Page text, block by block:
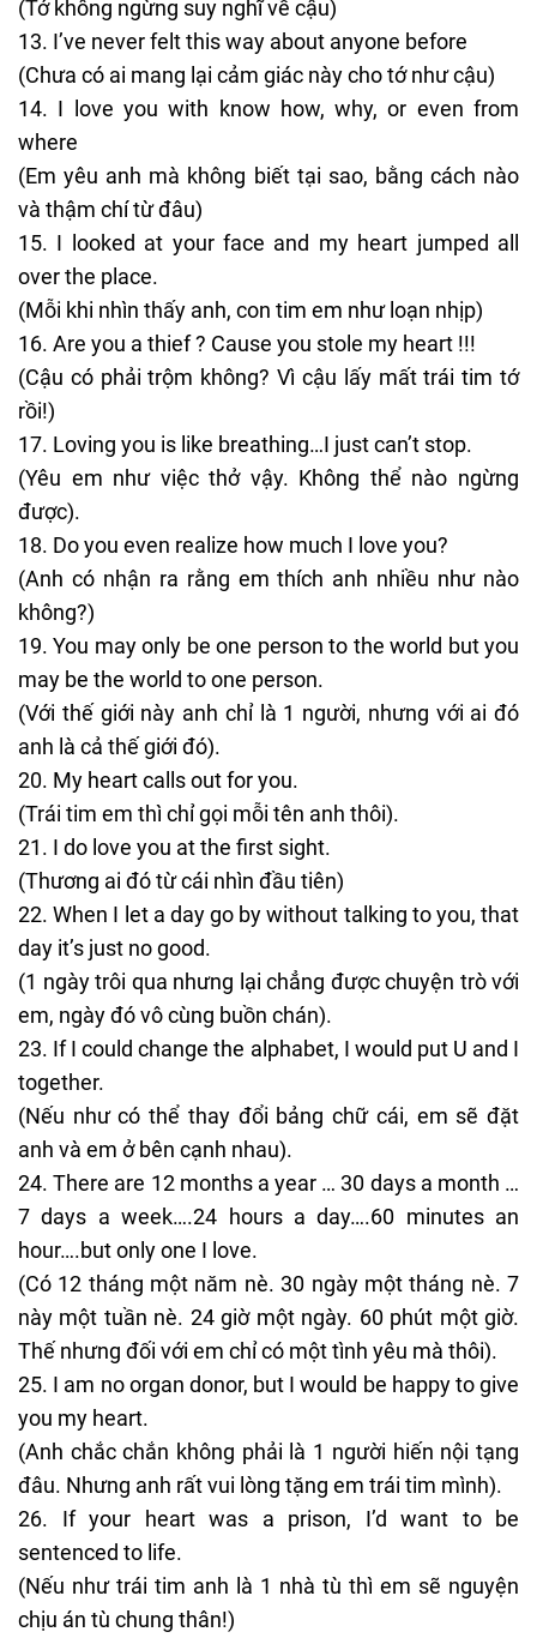
(Tớ không ngừng suy nghĩ về cậu)
I’ve never felt this way about anyone before
(Chưa có ai mang lại cảm giác này cho tớ như cậu)
I love you with know how, why, or even from
where
(Em yêu anh mà không biết tại sao, bằng cách nào
và thậm chí từ đâu)
I looked at your face and my heart jumped all
over the place.
(Mỗi khi nhìn thấy anh, con tim em như loạn nhịp)
Are you a thief ? Cause you stole my heart !!!
(Cậu có phải trộm không? Vì cậu lấy mất trái tim tớ
rồi!)
Loving you is like breathing…I just can’t stop.
(Yêu em như việc thở vậy. Không thể nào ngừng
được).
Do you even realize how much I love you?
(Anh có nhận ra rằng em thích anh nhiều như nào
không?)
You may only be one person to the world but you
may be the world to one person.
(Với thế giới này anh chỉ là 1 người, nhưng với ai đó
anh là cả thế giới đó).
My heart calls out for you.
(Trái tim em thì chỉ gọi mỗi tên anh thôi).
I do love you at the first sight.
(Thương ai đó từ cái nhìn đầu tiên)
When I let a day go by without talking to you, that
day it’s just no good.
(1 ngày trôi qua nhưng lại chẳng được chuyện trò với
em, ngày đó vô cùng buồn chán).
If I could change the alphabet, I would put U and I
together.
(Nếu như có thể thay đổi bảng chữ cái, em sẽ đặt
anh và em ở bên cạnh nhau).
There are 12 months a year … 30 days a month …
7 days a week….24 hours a day….60 minutes an
hour….but only one I love.
(Có 12 tháng một năm nè. 30 ngày một tháng nè. 7
này một tuần nè. 24 giờ một ngày. 60 phút một giờ.
Thế nhưng đối với em chỉ có một tình yêu mà thôi).
I am no organ donor, but I would be happy to give
you my heart.
(Anh chắc chắn không phải là 1 người hiến nội tạng
đâu. Nhưng anh rất vui lòng tặng em trái tim mình).
If your heart was a prison, I’d want to be
sentenced to life.
(Nếu như trái tim anh là 1 nhà tù thì em sẽ nguyện
chịu án tù chung thân!)